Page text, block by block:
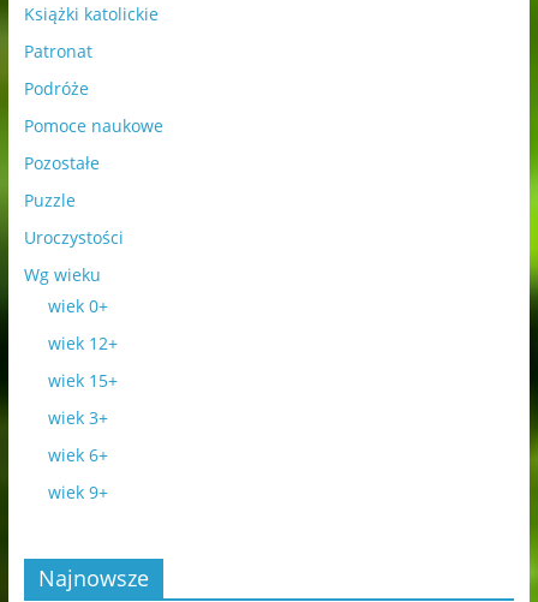
Książki katolickie
Patronat
Podróże
Pomoce naukowe
Pozostałe
Puzzle
Uroczystości
Wg wieku
wiek 0+
wiek 12+
wiek 15+
wiek 3+
wiek 6+
wiek 9+
Najnowsze